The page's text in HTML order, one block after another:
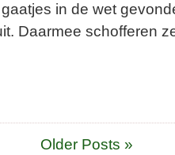
in de wet
Daarmee schofferen
Older Posts »